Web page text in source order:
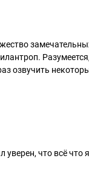
озвучить
что всё что